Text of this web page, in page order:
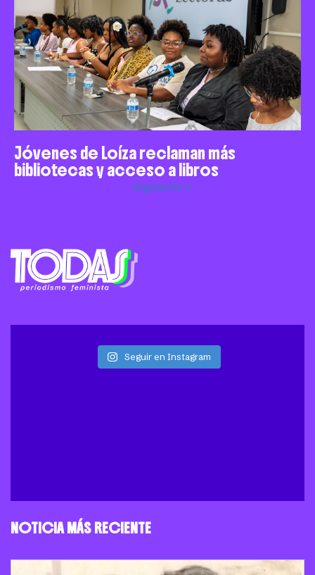
Jóvenes de Loíza reclaman más
bibliotecas y acceso a libros
Siguiente »
Seguir en Instagram
NOTICIA MÁS RECIENTE